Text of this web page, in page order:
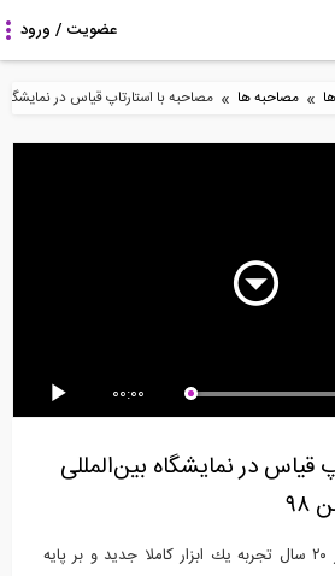
» مصاحبه ها » مصاحبه با استارتاپ قیاس در
مهندسی عمران تا
30:12
8:33
متمایز پروفایل...
00:00
قیاس در نمایشگاه بین‌المللی
نرم افزار قیاس با بیش از ۲۰ سال تجربه یك ابزار كاملا جدید و بر پایه